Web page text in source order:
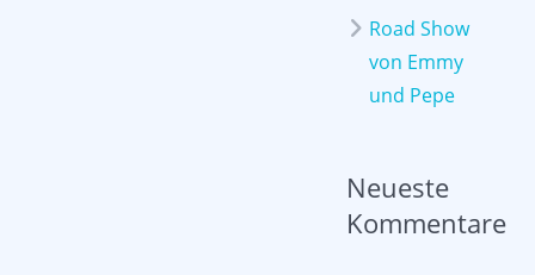
Road Show
von Emmy
und Pepe
Neueste
Kommentare